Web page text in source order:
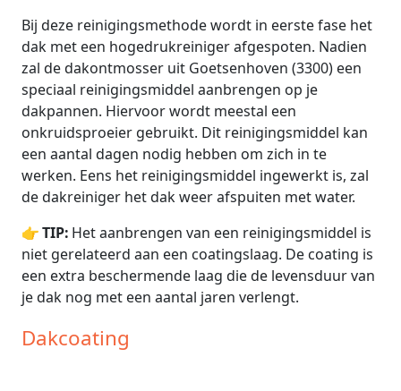
Bij deze reinigingsmethode wordt in eerste fase het
dak met een hogedrukreiniger afgespoten. Nadien
zal de dakontmosser uit Goetsenhoven (3300) een
speciaal reinigingsmiddel aanbrengen op je
dakpannen. Hiervoor wordt meestal een
onkruidsproeier gebruikt. Dit reinigingsmiddel kan
een aantal dagen nodig hebben om zich in te
werken. Eens het reinigingsmiddel ingewerkt is, zal
de dakreiniger het dak weer afspuiten met water.
👉TIP: Het aanbrengen van een reinigingsmiddel is
niet gerelateerd aan een coatingslaag. De coating is
een extra beschermende laag die de levensduur van
je dak nog met een aantal jaren verlengt.
Dakcoating